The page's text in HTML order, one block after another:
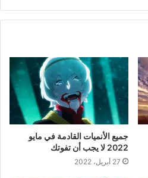
جميع الأنميات القادمة في مايو
2022 لا يجب أن تفوتك
27 أبريل، 2022